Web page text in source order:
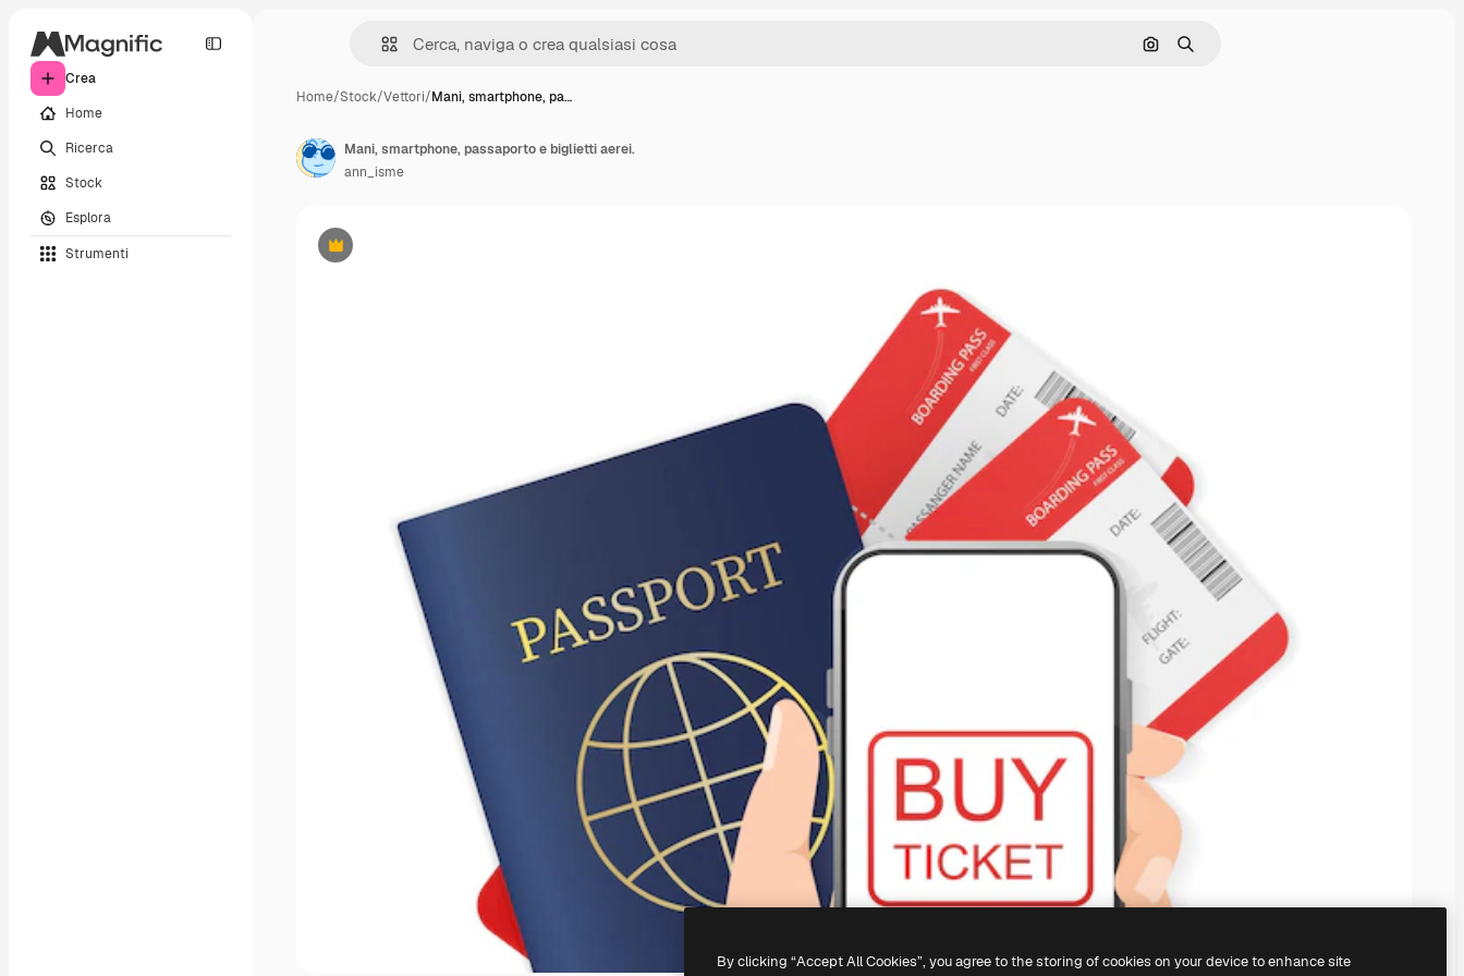
Crea
Home
Ricerca
Stock
Esplora
Strumenti
Cerca per immagine
Ricerca
Home/Stock/Vettori/Mani, smartphone, pa…
Premium
Mani, smartphone, passaporto e biglietti aerei.
ann_isme
By clicking “Accept All Cookies”, you agree to the storing of cookies on your device to enhance site